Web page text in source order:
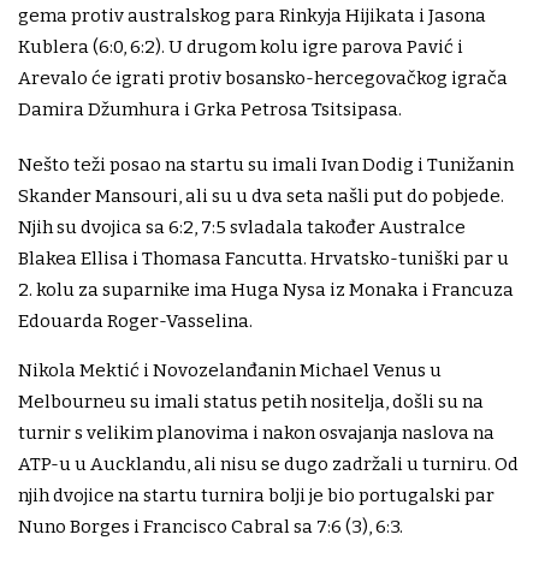
gema protiv australskog para Rinkyja Hijikata i Jasona
Kublera (6:0, 6:2). U drugom kolu igre parova Pavić i
Arevalo će igrati protiv bosansko-hercegovačkog igrača
Damira Džumhura i Grka Petrosa Tsitsipasa.
Nešto teži posao na startu su imali Ivan Dodig i Tunižanin
Skander Mansouri, ali su u dva seta našli put do pobjede.
Njih su dvojica sa 6:2, 7:5 svladala također Australce
Blakea Ellisa i Thomasa Fancutta. Hrvatsko-tuniški par u
2. kolu za suparnike ima Huga Nysa iz Monaka i Francuza
Edouarda Roger-Vasselina.
Nikola Mektić i Novozelanđanin Michael Venus u
Melbourneu su imali status petih nositelja, došli su na
turnir s velikim planovima i nakon osvajanja naslova na
ATP-u u Aucklandu, ali nisu se dugo zadržali u turniru. Od
njih dvojice na startu turnira bolji je bio portugalski par
Nuno Borges i Francisco Cabral sa 7:6 (3), 6:3.